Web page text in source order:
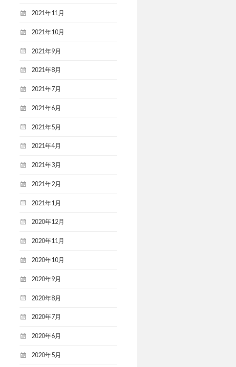
2021年11月
2021年10月
2021年9月
2021年8月
2021年7月
2021年6月
2021年5月
2021年4月
2021年3月
2021年2月
2021年1月
2020年12月
2020年11月
2020年10月
2020年9月
2020年8月
2020年7月
2020年6月
2020年5月